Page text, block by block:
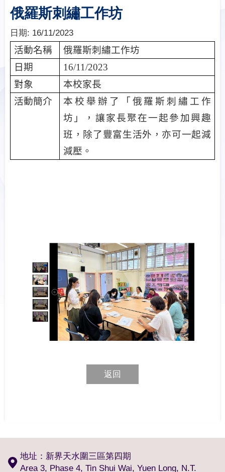
俄羅斯刺繡工作坊
日期: 16/11/2023
活動名稱
俄羅斯刺繡工作坊
日期
16/11/2023
對象
本校家長
活動簡介
本校舉辦了「俄羅斯刺繡工作
坊」，讓家長聚在一起參加興趣
班，除了豐富生活外，亦可一起減
減壓。
返回
地址：新界天水圍三區第四期
Area 3, Phase 4, Tin Shui Wai, Yuen Long, N.T.